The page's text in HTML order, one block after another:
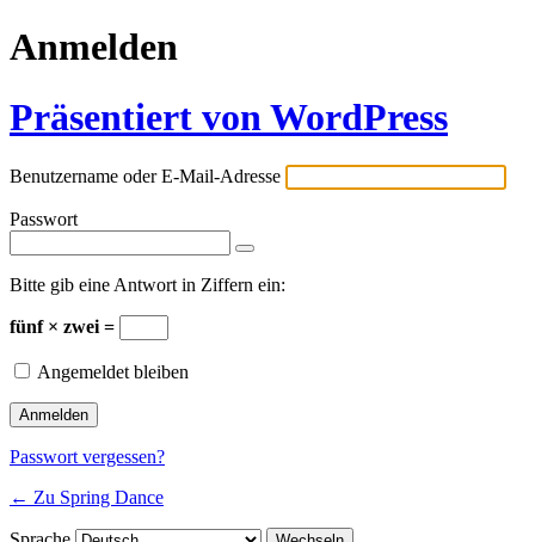
Anmelden
Präsentiert von WordPress
Benutzername oder E-Mail-Adresse
Passwort
Bitte gib eine Antwort in Ziffern ein:
fünf × zwei =
Angemeldet bleiben
Passwort vergessen?
← Zu Spring Dance